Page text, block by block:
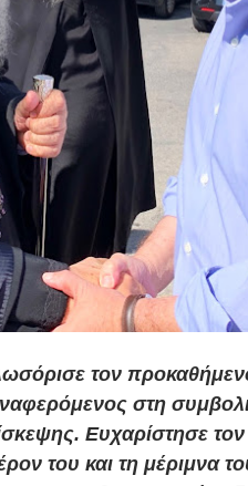
τον
στη
Ευχαρίστησε
του και τη μέριμνα